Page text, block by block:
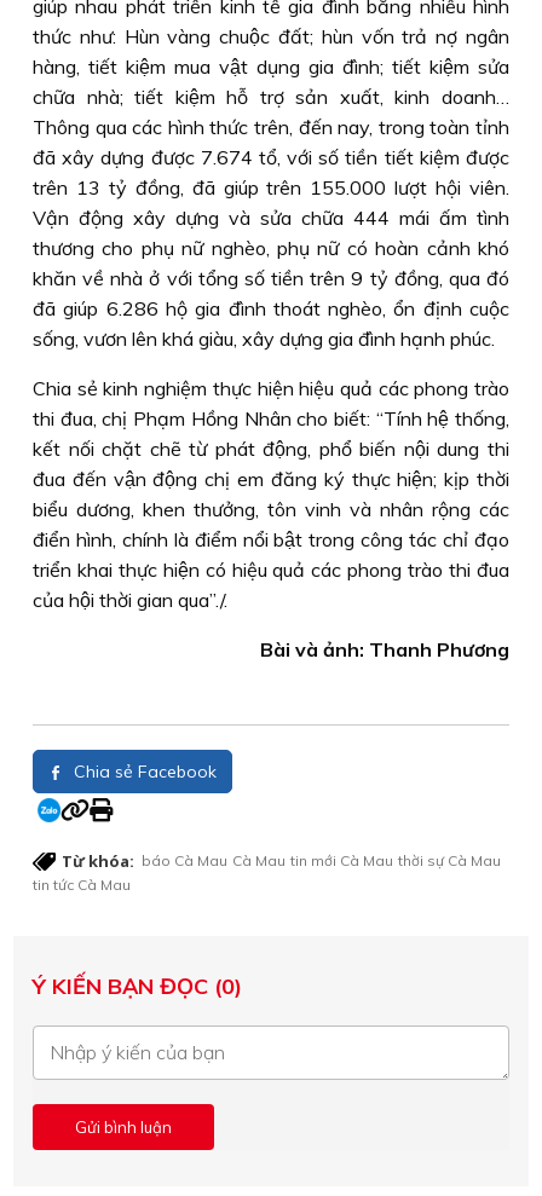
giúp nhau phát triển kinh tế gia đình bằng nhiều hình
thức như: Hùn vàng chuộc đất; hùn vốn trả nợ ngân
hàng, tiết kiệm mua vật dụng gia đình; tiết kiệm sửa
chữa nhà; tiết kiệm hỗ trợ sản xuất, kinh doanh…
Thông qua các hình thức trên, đến nay, trong toàn tỉnh
đã xây dựng được 7.674 tổ, với số tiền tiết kiệm được
trên 13 tỷ đồng, đã giúp trên 155.000 lượt hội viên.
Vận động xây dựng và sửa chữa 444 mái ấm tình
thương cho phụ nữ nghèo, phụ nữ có hoàn cảnh khó
khăn về nhà ở với tổng số tiền trên 9 tỷ đồng, qua đó
đã giúp 6.286 hộ gia đình thoát nghèo, ổn định cuộc
sống, vươn lên khá giàu, xây dựng gia đình hạnh phúc.
Chia sẻ kinh nghiệm thực hiện hiệu quả các phong trào
thi đua, chị Phạm Hồng Nhân cho biết: “Tính hệ thống,
kết nối chặt chẽ từ phát động, phổ biến nội dung thi
đua đến vận động chị em đăng ký thực hiện; kịp thời
biểu dương, khen thưởng, tôn vinh và nhân rộng các
điển hình, chính là điểm nổi bật trong công tác chỉ đạo
triển khai thực hiện có hiệu quả các phong trào thi đua
của hội thời gian qua”./.
Bài và ảnh: Thanh Phương
Chia sẻ Facebook
Từ khóa: báo Cà Mau Cà Mau tin mới Cà Mau thời sự Cà Mau
tin tức Cà Mau
Ý KIẾN BẠN ĐỌC (0)